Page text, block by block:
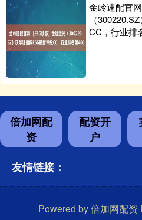
金岭速配官
（
CC，行业排
倍加网配
资
配资开
户
友情链接：
Powered by倍加网配资